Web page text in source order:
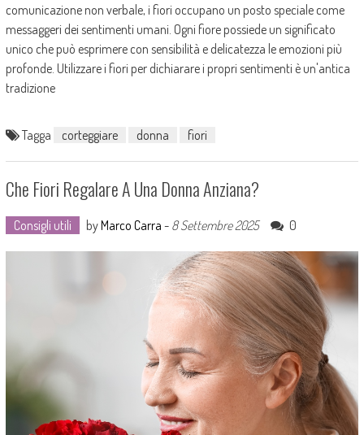
comunicazione non verbale, i fiori occupano un posto speciale come
messaggeri dei sentimenti umani. Ogni fiore possiede un significato
unico che può esprimere con sensibilità e delicatezza le emozioni più
profonde. Utilizzare i fiori per dichiarare i propri sentimenti è un'antica
tradizione
Tagga corteggiare donna fiori
Che Fiori Regalare A Una Donna Anziana?
Consigli utili byMarco Carra - 8 Settembre 2025 0